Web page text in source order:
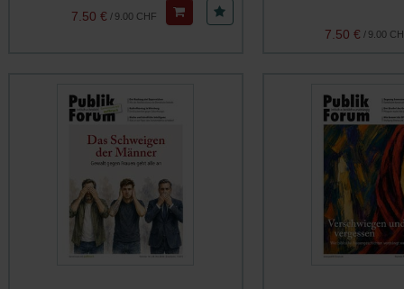
9.00 CHF
/
7.50 €
9.00
/
7.50 €